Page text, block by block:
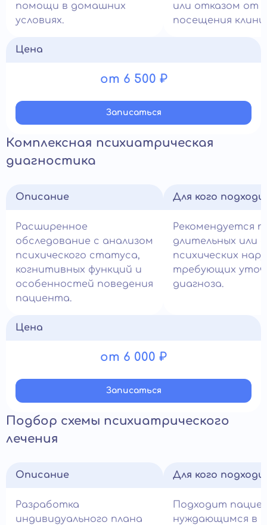
помощи в домашних
условиях.
или отказом от
посещения
Цена
от 6 500 ₽
Записатьcя
Комплексная психиатрическая
диагностика
Описание
Расширенное
обследование с анализом
психического статуса,
когнитивных функций и
особенностей поведения
пациента.
Для кого
Рекомендуется
длительных или
психических
требующих
диагноза.
Цена
от 6 000 ₽
Записатьcя
Подбор схемы психиатрического
лечения
Описание
Разработка
индивидуального плана
Для кого
Подходит
нуждающимся в